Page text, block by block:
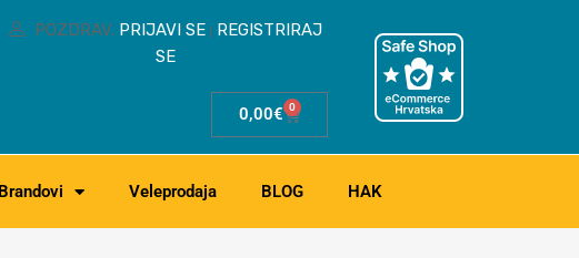
POZDRAV. PRIJAVI SE
REGISTRIRAJ
SE
0,00€ 0
Brandovi Veleprodaja BLOG HAK